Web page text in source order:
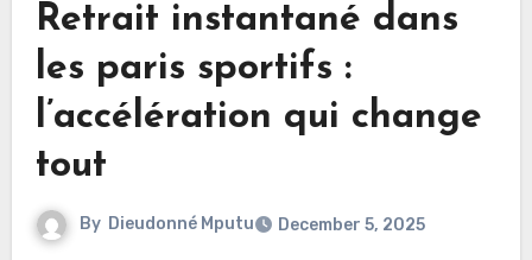
Retrait instantané dans
les paris sportifs :
l’accélération qui change
tout
By Dieudonné Mputu December 5, 2025